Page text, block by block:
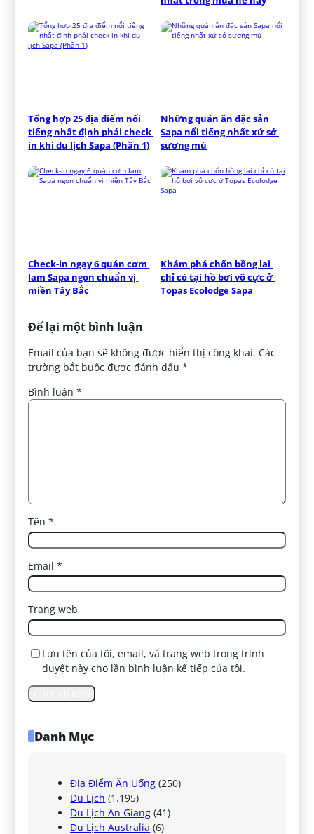
Tổng hợp 25 địa điểm nổi
tiếng nhất định phải check
in khi du lịch Sapa (Phần 1)
Những quán ăn đặc sản
Sapa nổi tiếng nhất xứ sở
sương mù
Check-in ngay 6 quán cơm
lam Sapa ngon chuẩn vị
miền Tây Bắc
Khám phá chốn bồng lai
chỉ có tại hồ bơi vô cực ở
Topas Ecolodge Sapa
Để lại một bình luận
Email của bạn sẽ không được hiển thị công khai. Các
trường bắt buộc được đánh dấu*
Bình luận*
Tên*
Email*
Trang web
Lưu tên của tôi, email, và trang web trong trình
duyệt này cho lần bình luận kế tiếp của tôi.
Danh Mục
Địa Điểm Ăn Uống (250)
Du Lịch (1.195)
Du Lịch An Giang (41)
Du Lịch Australia (6)